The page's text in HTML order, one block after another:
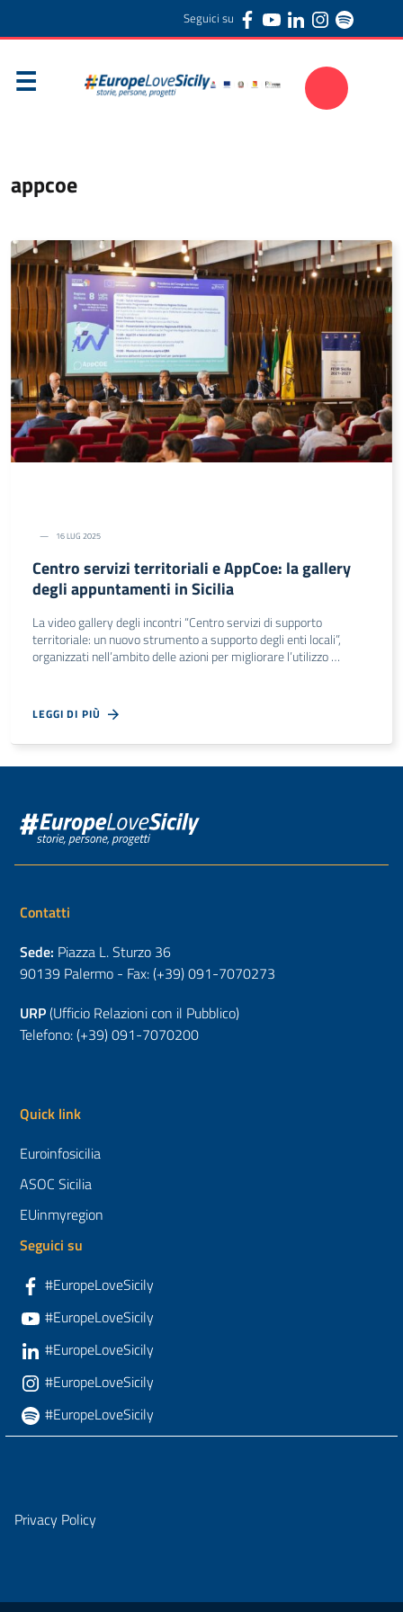
Seguici su
appcoe
16 LUG 2025
Centro servizi territoriali e AppCoe: la gallery
degli appuntamenti in Sicilia
La video gallery degli incontri “Centro servizi di supporto
territoriale: un nuovo strumento a supporto degli enti locali”,
organizzati nell’ambito delle azioni per migliorare l’utilizzo …
LEGGI DI PIÙ
Contatti
Sede: Piazza L. Sturzo 36
90139 Palermo - Fax: (+39) 091-7070273
URP(Ufficio Relazioni con il Pubblico)
Telefono: (+39) 091-7070200
Quick link
Euroinfosicilia
ASOC Sicilia
EUinmyregion
Seguici su
#EuropeLoveSicily
#EuropeLoveSicily
#EuropeLoveSicily
#EuropeLoveSicily
#EuropeLoveSicily
Privacy Policy